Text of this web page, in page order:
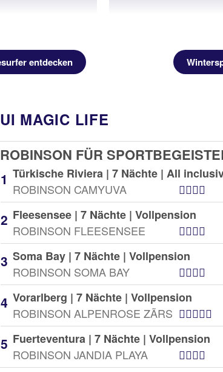
entdecken
MAGIC LIFE
ROBINSON FÜR
Türkische Riviera | 7 Nächte | All
ROBINSON CAMYUVA
Fleesensee | 7 Nächte | Vollpension
ROBINSON FLEESENSEE
Soma Bay | 7 Nächte | Vollpension
ROBINSON SOMA BAY
Vorarlberg | 7 Nächte | Vollpension
ROBINSON ALPENROSE ZÃRS
Fuerteventura | 7 Nächte | Vollpension
ROBINSON JANDIA PLAYA